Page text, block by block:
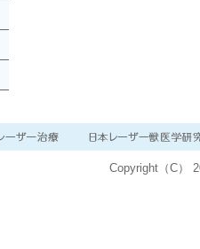
Copyright（C）